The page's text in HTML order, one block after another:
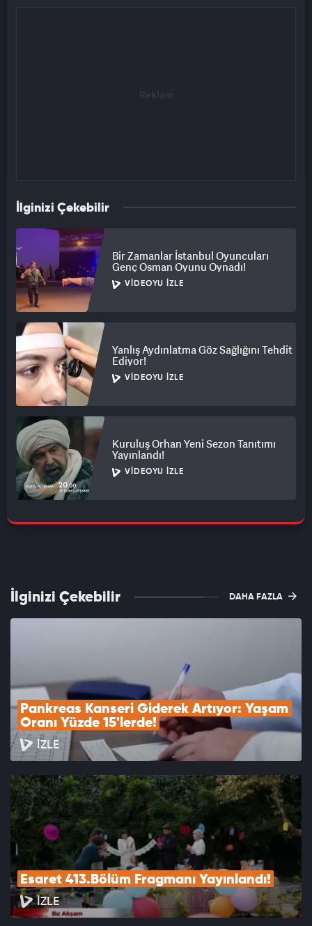
İlginizi Çekebilir
Bir Zamanlar İstanbul Oyuncuları
Genç Osman Oyunu Oynadı!
VIDEOYU İZLE
Yanlış Aydınlatma Göz Sağlığını Tehdit
Ediyor!
VIDEOYU İZLE
Kuruluş Orhan Yeni Sezon Tanıtımı
Yayınlandı!
VIDEOYU İZLE
İlginizi Çekebilir DAHA FAZLA
Pankreas Kanseri Giderek Artıyor: Yaşam
Oranı Yüzde 15'lerde!
İZLE
Esaret 413.Bölüm Fragmanı Yayınlandı!
İZLE